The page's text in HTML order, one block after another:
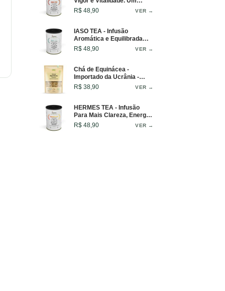
Blend Que Inspira Equilíbrio
e Força em Cada Gole -
R$ 48,90 VER →
IASO TEA - Infusão
Aromática e Equilibrada
Para o Bem-Estar Diário -
Lata - 50g
R$ 48,90 VER →
Chá de Equinácea -
Importado da Ucrânia -
Infusão Intensa e Marcante
- 50g
R$ 38,90 VER →
HERMES TEA - Infusão
Para Mais Clareza, Energia
e Foco. Blend Ideal Para
Começar o Dia ou Como
R$ 48,90 VER →